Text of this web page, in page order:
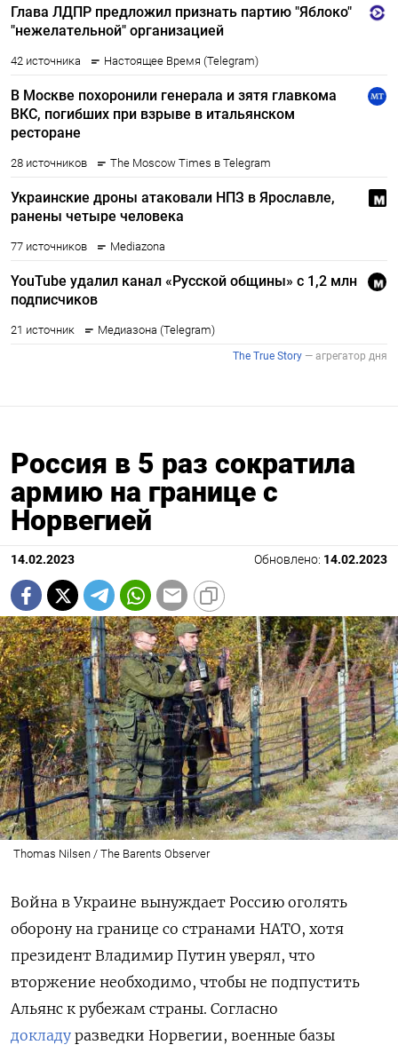
Россия в 5 раз сократила
армию на границе с
Норвегией
14.02.2023 Обновлено: 14.02.2023
Thomas Nilsen / The Barents Observer
Война в Украине вынуждает Россию оголять
оборону на границе со странами НАТО, хотя
президент Владимир Путин уверял, что
вторжение необходимо, чтобы не подпустить
Альянс к рубежам страны. Согласно
докладу разведки Норвегии, военные базы